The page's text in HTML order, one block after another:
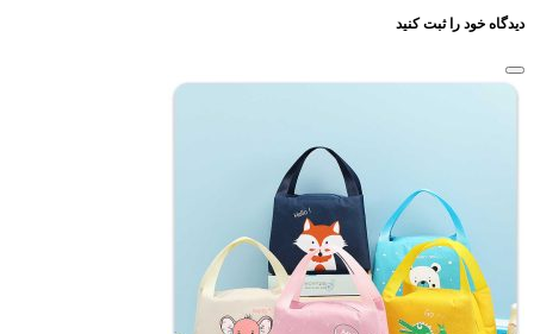
دیدگاه خود را ثبت کنید